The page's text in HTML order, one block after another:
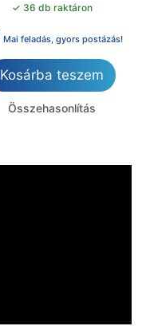
✓ 36 db raktáron
Mai feladás, gyors postázás!
Kosárba teszem
Összehasonlítás